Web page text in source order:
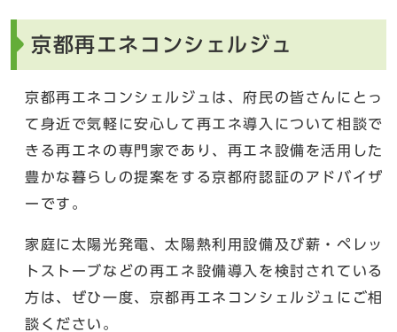
京都再エネコンシェルジュ
京都再エネコンシェルジュは、府民の皆さんにとっ
て身近で気軽に安心して再エネ導入について相談で
きる再エネの専門家であり、再エネ設備を活用した
豊かな暮らしの提案をする京都府認証のアドバイザ
ーです。
家庭に太陽光発電、太陽熱利用設備及び薪・ペレッ
トストーブなどの再エネ設備導入を検討されている
方は、ぜひ一度、京都再エネコンシェルジュにご相
談ください。